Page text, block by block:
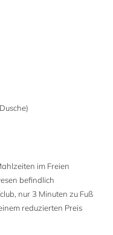
im Freien
befindlich
nur 3 Minuten zu Fuß
reduzierten Preis